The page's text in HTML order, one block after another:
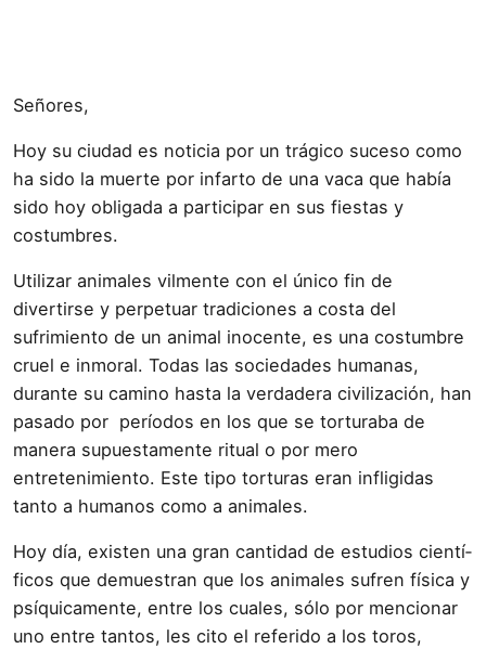
Señores,
Hoy su ciudad es noticia por un trágico suceso como
ha sido la muerte por infarto de una vaca que había
sido hoy obligada a participar en sus fiestas y
costumbres.
Utilizar animales vilmente con el único fin de
divertirse y perpetuar tradiciones a costa del
sufrimiento de un animal inocente, es una costumbre
cruel e inmoral. Todas las sociedades humanas,
durante su camino hasta la verdadera civilización, han
pasado por perí­odos en los que se torturaba de
manera supuestamente ritual o por mero
entretenimiento. Este tipo torturas eran infligidas
tanto a humanos como a animales.
Hoy dí­a, existen una gran cantidad de estudios cientí­
ficos que demuestran que los animales sufren fí­sica y
psí­quicamente, entre los cuales, sólo por mencionar
uno entre tantos, les cito el referido a los toros,